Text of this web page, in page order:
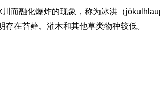
而融化爆炸的现象，称为冰洪（
在苔藓、灌木和其他草类物种较低。